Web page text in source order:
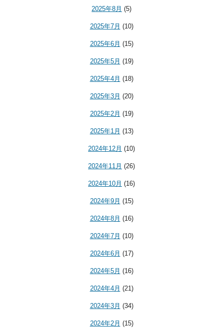
2025年8月 (5)
2025年7月 (10)
2025年6月 (15)
2025年5月 (19)
2025年4月 (18)
2025年3月 (20)
2025年2月 (19)
2025年1月 (13)
2024年12月 (10)
2024年11月 (26)
2024年10月 (16)
2024年9月 (15)
2024年8月 (16)
2024年7月 (10)
2024年6月 (17)
2024年5月 (16)
2024年4月 (21)
2024年3月 (34)
2024年2月 (15)